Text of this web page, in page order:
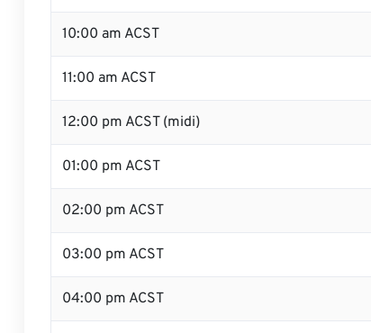
10:00 am ACST
11:00 am ACST
12:00 pm ACST (midi)
01:00 pm ACST
02:00 pm ACST
03:00 pm ACST
04:00 pm ACST